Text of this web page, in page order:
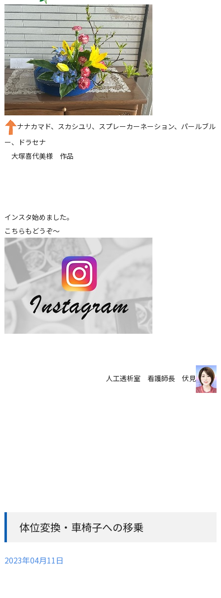
ナナカマド、スカシユリ、スプレーカーネーション、パールブル
ー、ドラセナ
大塚喜代美様 作品
インスタ始めました。
こちらもどうぞ～
人工透析室 看護師長 伏見
体位変換・車椅子への移乗
2023年04月11日